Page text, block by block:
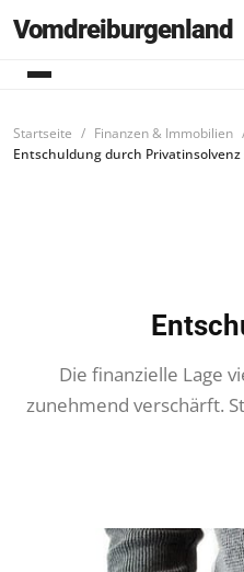
Vomdreiburgenland
Startseite
Finanzen & Immobilien
Entschuldung durch
Die finanzielle Lage
zunehmend verschärft.